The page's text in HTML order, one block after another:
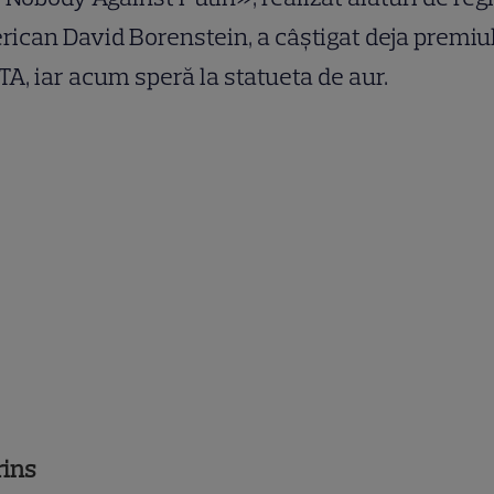
David Borenstein, a câștigat deja
iar acum speră la statueta de aur.